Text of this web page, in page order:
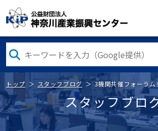
トップ スタッフブログ 3機関共催フォーラム
スタッフブロ